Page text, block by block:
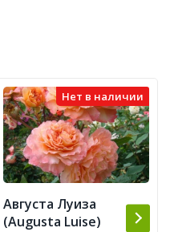
Нет в наличии
Августа Луиза
(Augusta Luise)